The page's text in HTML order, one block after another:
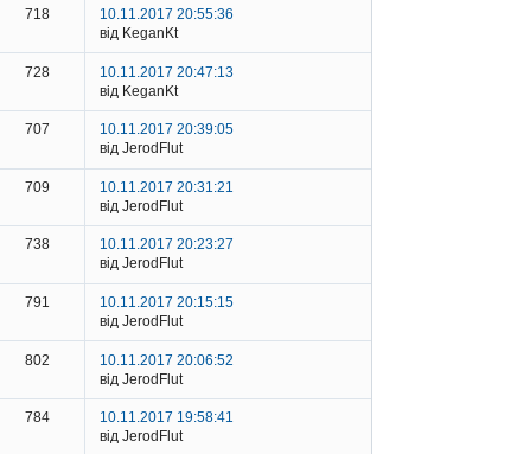
718
10.11.2017 20:55:36
від KeganKt
728
10.11.2017 20:47:13
від KeganKt
707
10.11.2017 20:39:05
від JerodFlut
709
10.11.2017 20:31:21
від JerodFlut
738
10.11.2017 20:23:27
від JerodFlut
791
10.11.2017 20:15:15
від JerodFlut
802
10.11.2017 20:06:52
від JerodFlut
784
10.11.2017 19:58:41
від JerodFlut